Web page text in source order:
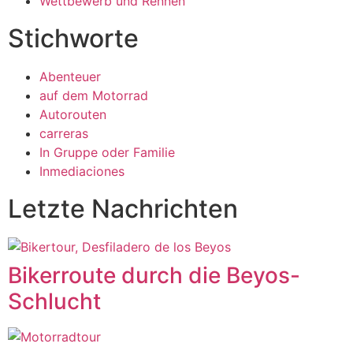
Stichworte
Abenteuer
auf dem Motorrad
Autorouten
carreras
In Gruppe oder Familie
Inmediaciones
Letzte Nachrichten
Bikerroute durch die Beyos-
Schlucht